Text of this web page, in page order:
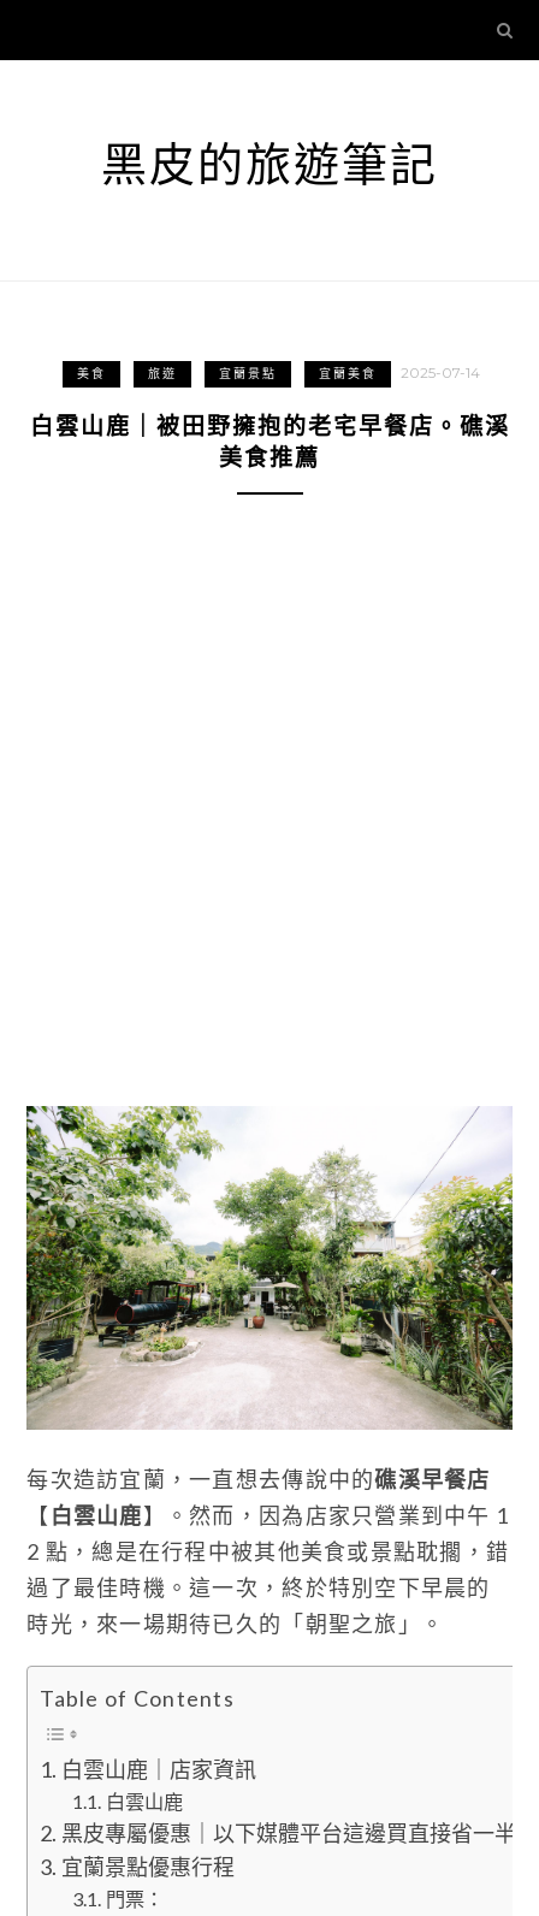
黑皮的旅遊筆記
美食 旅遊 宜蘭景點 宜蘭美食 2025-07-14
白雲山鹿｜被田野擁抱的老宅早餐店。礁溪
美食推薦
每次造訪宜蘭，一直想去傳說中的礁溪早餐店
【 白雲山鹿】。然而，因為店家只營業到中午 1
2 點，總是在行程中被其他美食或景點耽擱，錯
過了最佳時機。這一次，終於特別空下早晨的
時光，來一場期待已久的「朝聖之旅」。
Table of Contents
白雲山鹿｜店家資訊
白雲山鹿
黑皮專屬優惠｜以下媒體平台這邊買直接省一半
宜蘭景點優惠行程
門票：